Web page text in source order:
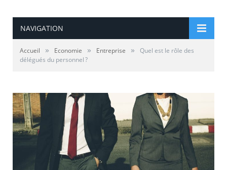
NAVIGATION
Accueil » Economie » Entreprise »
Quel est le rôle des
délégués du personnel ?